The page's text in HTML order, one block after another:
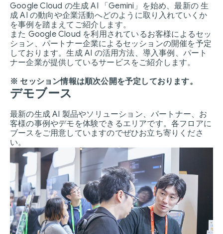
Google Cloud の生成 AI 「Gemini」を始め、最新の 生
成 AI の動向や企業活動へどのように取り入れていくか
を事例を踏まえてご紹介します。
また Google Cloud を利用されているお客様によるセッ
ション、パートナー企業によるセッションの開催を予定
しております。生成 AI の活用方法、導入事例、パート
ナー企業が提供しているサービスをご紹介します。
※ セッション情報は順次公開を予定しております。
デモブース
最新の生成 AI 製品やソリューション、パートナー、お
客様の事例やデモを体験できるエリアです。各フロアに
ブースをご用意していますのでぜひお立ち寄りくださ
い。